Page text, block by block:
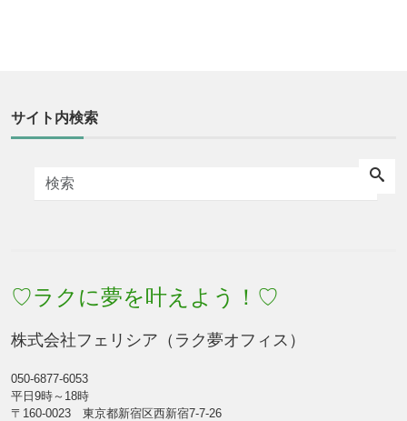
サイト内検索
♡ラクに夢を叶えよう！♡
株式会社フェリシア（ラク夢オフィス）
050-6877-6053
平日9時～18時
〒160-0023 東京都新宿区西新宿7-7-26